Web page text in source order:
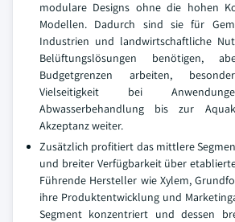
modulare Designs ohne die hohen
Modellen. Dadurch sind sie für
Industrien und landwirtschaftliche
Belüftungslösungen benötigen,
Budgetgrenzen arbeiten,
Vielseitigkeit bei
Abwasserbehandlung bis zur
Akzeptanz weiter.
Zusätzlich profitiert das mittlere
und breiter Verfügbarkeit über
Führende Hersteller wie Xylem,
ihre Produktentwicklung und
Segment konzentriert und dessen